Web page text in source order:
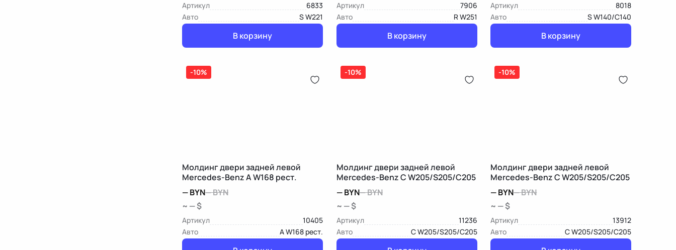
Артикул
6833
Авто
S W221
В корзину
Артикул
7906
Авто
R W251
В корзину
Артикул
8018
Авто
S W140/C140
В корзину
-10%
Молдинг двери задней левой
Mercedes-Benz A W168 рест.
—BYN—BYN
~ — $
Артикул
10405
Авто
A W168 рест.
-10%
Молдинг двери задней левой
Mercedes-Benz C W205/S205/C205
—BYN—BYN
~ — $
Артикул
11236
Авто
C W205/S205/C205
-10%
Молдинг двери задней левой
Mercedes-Benz C W205/S205/C205
—BYN—BYN
~ — $
Артикул
13912
Авто
C W205/S205/C205